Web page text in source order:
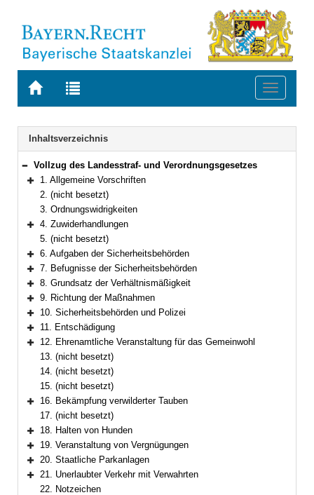
Zur
BAYERN.RECHT
Zur
letzten
Suche
Toggle
Navigation
Inhaltsverzeichnis
Bereich reduzieren
Vollzug des Landesstraf- und Verordnungsgesetzes
Bereich erweitern
1. Allgemeine Vorschriften
2. (nicht besetzt)
3. Ordnungswidrigkeiten
Bereich erweitern
4. Zuwiderhandlungen
5. (nicht besetzt)
Bereich erweitern
6. Aufgaben der Sicherheitsbehörden
Bereich erweitern
7. Befugnisse der Sicherheitsbehörden
Bereich erweitern
8. Grundsatz der Verhältnismäßigkeit
Bereich erweitern
9. Richtung der Maßnahmen
Bereich erweitern
10. Sicherheitsbehörden und Polizei
Bereich erweitern
11. Entschädigung
Bereich erweitern
12. Ehrenamtliche Veranstaltung für das Gemeinwohl
13. (nicht besetzt)
14. (nicht besetzt)
15. (nicht besetzt)
Bereich erweitern
16. Bekämpfung verwilderter Tauben
17. (nicht besetzt)
Bereich erweitern
18. Halten von Hunden
Bereich erweitern
19. Veranstaltung von Vergnügungen
Bereich erweitern
20. Staatliche Parkanlagen
Bereich erweitern
21. Unerlaubter Verkehr mit Verwahrten
22. Notzeichen